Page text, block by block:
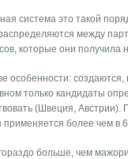
система это такой
между
которые они получила
особенности:
только кандидаты
(Швеция, Австрии).
применяется более чем в
больше, чем